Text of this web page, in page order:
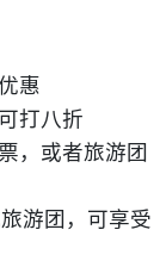
惠
打八折
，或者旅游团
游团，可享受